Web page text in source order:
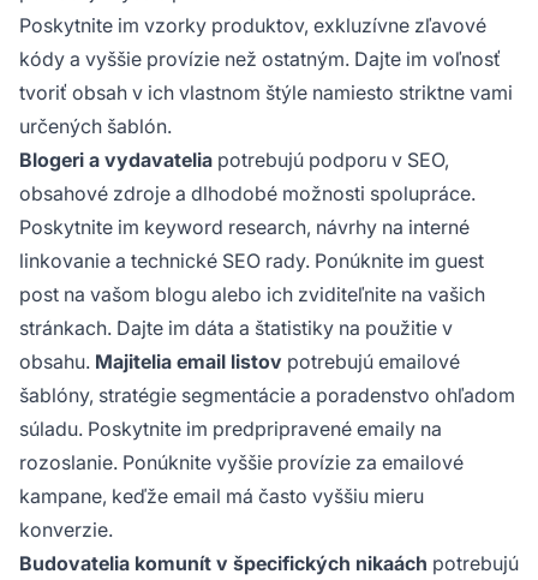
Poskytnite im vzorky produktov, exkluzívne zľavové
kódy a vyššie provízie než ostatným. Dajte im voľnosť
tvoriť obsah v ich vlastnom štýle namiesto striktne vami
určených šablón.
Blogeri a vydavatelia potrebujú podporu v SEO,
obsahové zdroje a dlhodobé možnosti spolupráce.
Poskytnite im keyword research, návrhy na interné
linkovanie a technické SEO rady. Ponúknite im guest
post na vašom blogu alebo ich zviditeľnite na vašich
stránkach. Dajte im dáta a štatistiky na použitie v
obsahu. Majitelia email listov potrebujú emailové
šablóny, stratégie segmentácie a poradenstvo ohľadom
súladu. Poskytnite im predpripravené emaily na
rozoslanie. Ponúknite vyššie provízie za emailové
kampane, keďže email má často vyššiu mieru
konverzie.
Budovatelia komunít v špecifických nikaách potrebujú